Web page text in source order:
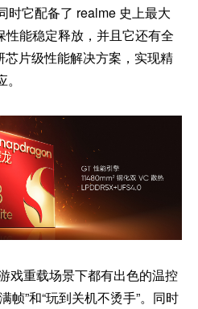
时它配备了 realme 史上最大
能稳定释放，并且它还有全
芯片级性能解决方案，实现精
戏重载场景下都有出色的温控
帧”和“玩到关机不烫手”。同时